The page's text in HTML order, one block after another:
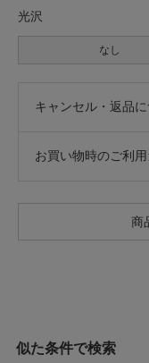
光沢
なし
キャンセル・返品に
お買い物時のご利
商
似た条件で検索